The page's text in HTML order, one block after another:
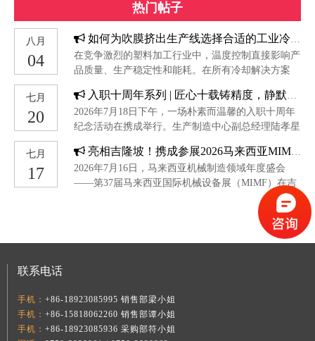
热门帖子
八月
04
如何为吹膜挤出生产线选择合适的工业冷水机组
在竞争激烈的塑料加工行业中，温度控制直接影响产
品质量、生产稳定性和能耗。在所有冷却解决方案
为关键的决策之一。与其他行业不同，吹膜挤出工艺
需要特别关注熔体温度波动、型坯稳定性以及气泡冷
却行为。本指南将介绍如何为吹膜挤出应用选择合适
的冷水机组。
七月
20
入职十周年系列 | 匠心十载铸精度，静默深耕显真章
2026年7月18日下午，一场朴素而温馨的入职十周年
纪念活动在携成举行。生产制造中心副总经理陆孝星
入职十周年的重要时刻。十年磨一剑，精度见真功徐
新瑞是生产部一部的一名铣床工。十年间，他始终坚
守在铣床前，用沉稳与专注诠释着一线工匠的责任与
担当。他性格内敛，不善言辞，但手中的工件便是他
最好的语言。每一次精准的切削、每一道严苛的尺寸
把控，都体现着他对工艺的极致追求。在同事们眼
中，徐新瑞的技术从不“掉链子”，经他手加工的产
七月
17
亮相吉隆坡！携成参展2026马来西亚MIMF，共探东南亚塑胶智造新机遇
2026年7月16日，马来西亚机械制造领域年度盛会
——第37届马来西亚国际机械设备展（MIMF）在吉
隆坡盛大开幕。广东携成智能装备有限公司携全系列
塑胶成型周边辅助设备强势亮相（展位号：B1-B3，
B32-B34），集中呈现前沿技术与集成方案，着力满
足马来西亚及周边市场的本地化需求。聚焦东盟核心
联系电话
手机： +86-18923085995 销售部梁小姐
手机： +86-15818062260 销售部谭小姐
手机： +86-18923085936 采购部符小姐